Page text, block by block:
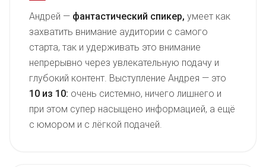
Андрей — фантастический спикер, умеет как
захватить внимание аудитории с самого
старта, так и удерживать это внимание
непрерывно через увлекательную подачу и
глубокий контент. Выступление Андрея — это
10 из 10: очень системно, ничего лишнего и
при этом супер насыщено информацией, а ещё
с юмором и с лёгкой подачей.